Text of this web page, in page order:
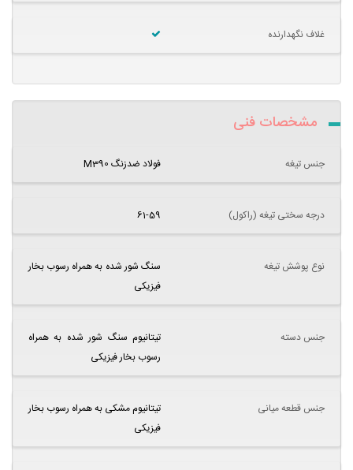
غلاف نگهدارنده
مشخصات فنی
جنس تیغه فولاد ضدزنگ M390
درجه سختی تیغه (راکول) 61-59
نوع پوشش تیغه
سنگ شور شده به همراه رسوب بخار
فیزیکی
جنس دسته
تیتانیوم سنگ شور شده به همراه
رسوب بخار فیزیکی
جنس قطعه میانی
تیتانیوم مشکی به همراه رسوب بخار
فیزیکی